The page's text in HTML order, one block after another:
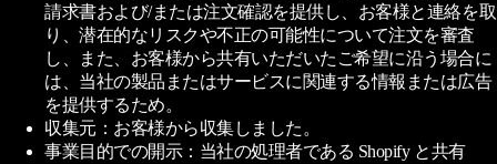
請求書および/または注文確認を提供し、お客様と連絡を取
り、潜在的なリスクや不正の可能性について注文を審査
し、また、お客様から共有いただいたご希望に沿う場合に
は、当社の製品またはサービスに関連する情報または広告
を提供するため。
収集元：お客様から収集しました。
事業目的での開示：当社の処理者である Shopify と共有